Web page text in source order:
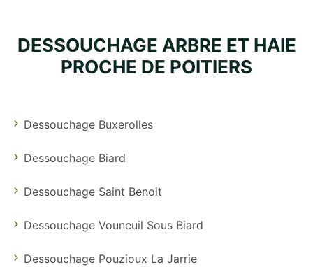
DESSOUCHAGE ARBRE ET HAIE
PROCHE DE POITIERS
Dessouchage Buxerolles
Dessouchage Biard
Dessouchage Saint Benoit
Dessouchage Vouneuil Sous Biard
Dessouchage Pouzioux La Jarrie